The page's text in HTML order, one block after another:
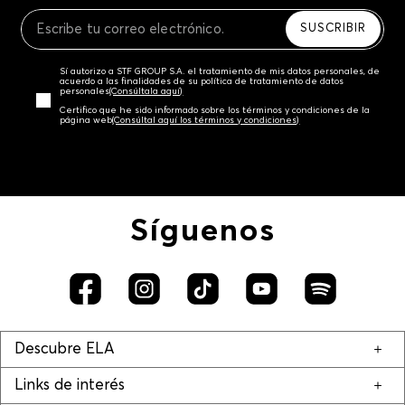
SUSCRIBIR
Sí autorizo a STF GROUP S.A. el tratamiento de mis datos personales, de
acuerdo a las finalidades de su política de tratamiento de datos
personales‎(Consúltala aquí)
Certifico que he sido informado sobre los términos y condiciones de la
página web‎(Consúltal aquí los términos y condiciones)
Síguenos
Descubre ELA
Links de interés